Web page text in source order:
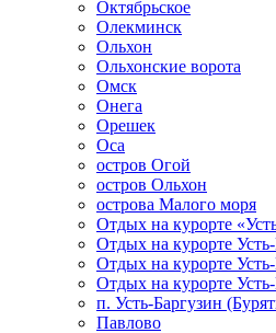
Октябрьское
Олекминск
Ольхон
Ольхонские ворота
Омск
Онега
Орешек
Оса
остров Огой
остров Ольхон
острова Малого моря
Отдых на курорте
Отдых на курорте
Отдых на курорте
Отдых на курорте
п. Усть-Баргузин
Павлово